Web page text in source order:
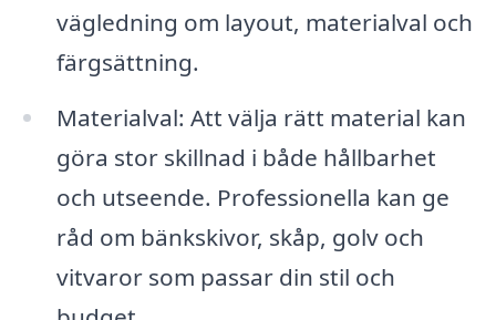
vägledning om layout, materialval och
färgsättning.
Materialval: Att välja rätt material kan
göra stor skillnad i både hållbarhet
och utseende. Professionella kan ge
råd om bänkskivor, skåp, golv och
vitvaror som passar din stil och